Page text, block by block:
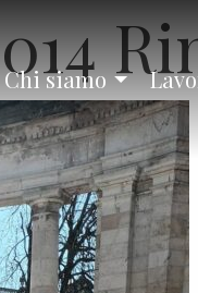
Chi siamo
014